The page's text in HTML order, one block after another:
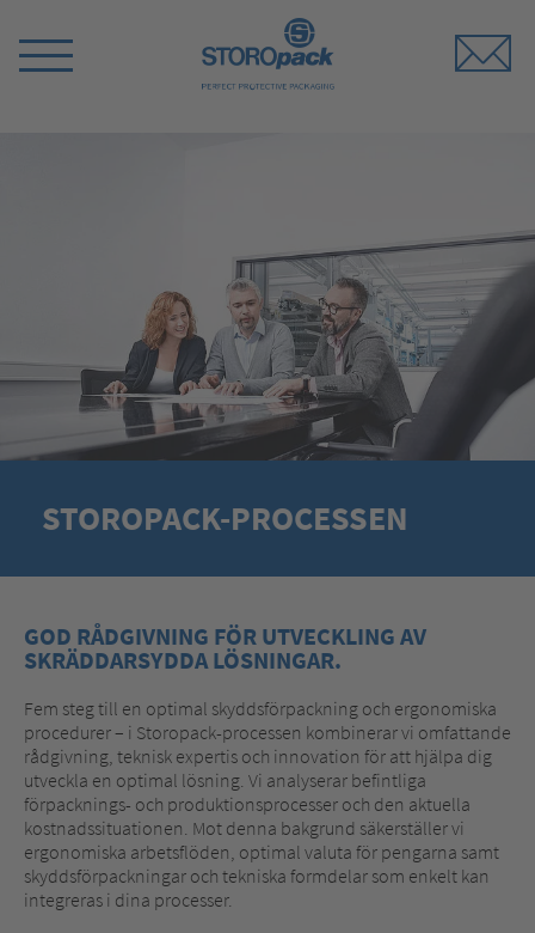
Switch
STOROPACK-PROCESSEN
GOD RÅDGIVNING FÖR UTVECKLING AV
SKRÄDDARSYDDA LÖSNINGAR.
Fem steg till en optimal skyddsförpackning och ergonomiska
procedurer – i Storopack-processen kombinerar vi omfattande
rådgivning, teknisk expertis och innovation för att hjälpa dig
utveckla en optimal lösning. Vi analyserar befintliga
förpacknings- och produktionsprocesser och den aktuella
kostnadssituationen. Mot denna bakgrund säkerställer vi
ergonomiska arbetsflöden, optimal valuta för pengarna samt
skyddsförpackningar och tekniska formdelar som enkelt kan
integreras i dina processer.